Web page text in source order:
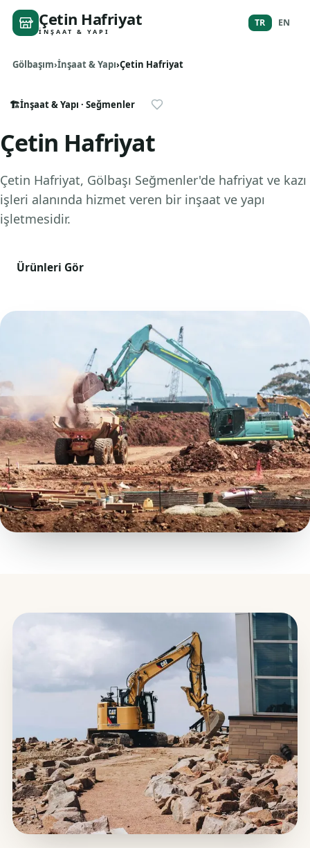
Çetin Hafriyat
İNŞAAT & YAPI
TR EN
Gölbaşım İnşaat & Yapı Çetin Hafriyat
🏗️İnşaat & Yapı · Seğmenler
Çetin Hafriyat
Çetin Hafriyat, Gölbaşı Seğmenler'de hafriyat ve kazı
işleri alanında hizmet veren bir inşaat ve yapı
işletmesidir.
Ürünleri Gör